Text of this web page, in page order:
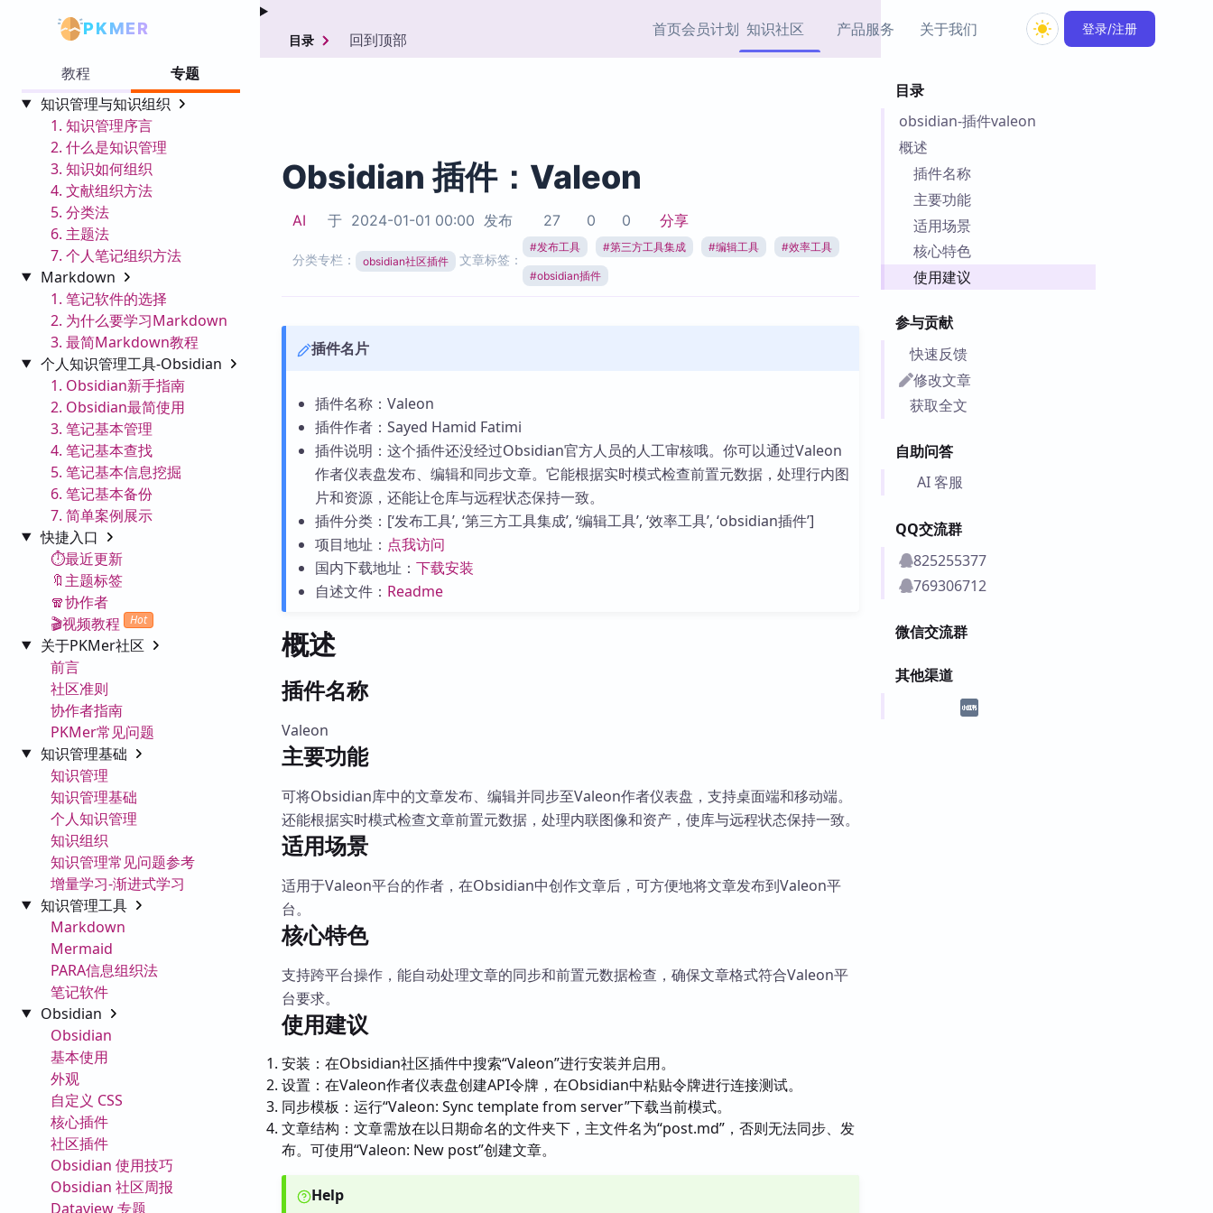
PKMER 首页会员计划 知识社区
热门链接Top5
产品服务
加速访问 Obsidian 官方
市场
Zotero 插件
插件
Obsidian 教程
关于我们 登录/注册
教程
专题
知识管理与知识组织
1. 知识管理序言
2. 什么是知识管理
3. 知识如何组织
4. 文献组织方法
5. 分类法
6. 主题法
7. 个人笔记组织方法
Markdown
1. 笔记软件的选择
2. 为什么要学习Markdown
3. 最简Markdown教程
个人知识管理工具-Obsidian
1. Obsidian新手指南
2. Obsidian最简使用
3. 笔记基本管理
4. 笔记基本查找
5. 笔记基本信息挖掘
6. 笔记基本备份
7. 简单案例展示
快捷入口
⏱️最近更新
🔖主题标签
🧣协作者
🎬视频教程
Hot
关于PKMer社区
前言
社区准则
协作者指南
PKMer常见问题
知识管理基础
知识管理
知识管理基础
个人知识管理
知识组织
知识管理常见问题参考
增量学习-渐进式学习
知识管理工具
Markdown
Mermaid
PARA信息组织法
笔记软件
Obsidian
Obsidian
基本使用
外观
自定义 CSS
核心插件
社区插件
Obsidian 使用技巧
Obsidian 社区周报
Dataview 专题
目录
obsidian-插件valeon
概述
插件名称
主要功能
适用场景
核心特色
使用建议
参与贡献
快速反馈
修改文章
获取全文
自助问答
AI 客服
QQ交流群
825255377
769306712
微信交流群
其他渠道
目录 回到顶部
Obsidian 插件：Valeon
AI 于 2024-01-01 00:00 发布 27 0 0 分享
分类专栏： obsidian社区插件 文章标签：
#发布工具 #第三方工具集成 #编辑工具 #效率工具
#obsidian插件
插件名片
插件名称：Valeon
插件作者：Sayed Hamid Fatimi
插件说明：这个插件还没经过Obsidian官方人员的人工审核哦。你可以通过Valeon
作者仪表盘发布、编辑和同步文章。它能根据实时模式检查前置元数据，处理行内图
片和资源，还能让仓库与远程状态保持一致。
插件分类：[‘发布工具’, ‘第三方工具集成’, ‘编辑工具’, ‘效率工具’, ‘obsidian插件’]
项目地址： 点我访问
国内下载地址： 下载安装
自述文件： Readme
概述
插件名称
Valeon
主要功能
可将Obsidian库中的文章发布、编辑并同步至Valeon作者仪表盘，支持桌面端和移动端。
还能根据实时模式检查文章前置元数据，处理内联图像和资产，使库与远程状态保持一致。
适用场景
适用于Valeon平台的作者，在Obsidian中创作文章后，可方便地将文章发布到Valeon平
台。
核心特色
支持跨平台操作，能自动处理文章的同步和前置元数据检查，确保文章格式符合Valeon平
台要求。
使用建议
安装：在Obsidian社区插件中搜索“Valeon”进行安装并启用。
设置：在Valeon作者仪表盘创建API令牌，在Obsidian中粘贴令牌进行连接测试。
同步模板：运行“Valeon: Sync template from server”下载当前模式。
文章结构：文章需放在以日期命名的文件夹下，主文件名为“post.md”，否则无法同步、发
布。可使用“Valeon: New post”创建文章。
Help